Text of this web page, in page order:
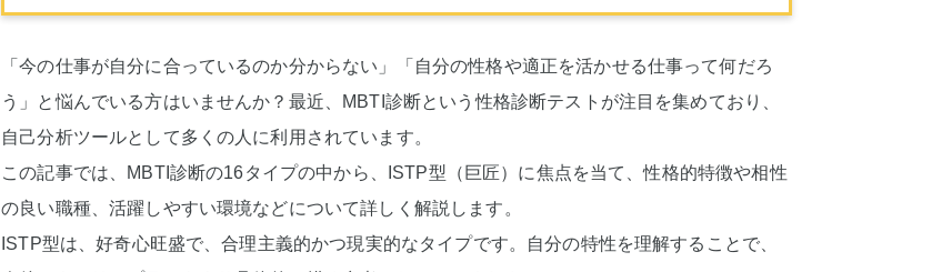
「今の仕事が自分に合っているのか分からない」「自分の性格や適正を活かせる仕事って何だろ
う」と悩んでいる方はいませんか？最近、MBTI診断という性格診断テストが注目を集めており、
自己分析ツールとして多くの人に利用されています。
この記事では、MBTI診断の16タイプの中から、ISTP型（巨匠）に焦点を当て、性格的特徴や相性
の良い職種、活躍しやすい環境などについて詳しく解説します。
ISTP型は、好奇心旺盛で、合理主義的かつ現実的なタイプです。自分の特性を理解することで、